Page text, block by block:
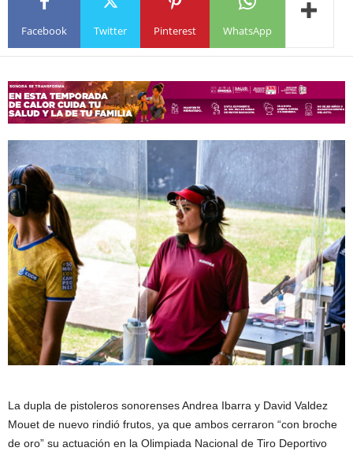
Facebook Twitter Pinterest WhatsApp
La dupla de pistoleros sonorenses Andrea Ibarra y David Valdez
Mouet de nuevo rindió frutos, ya que ambos cerraron “con broche
de oro” su actuación en la Olimpiada Nacional de Tiro Deportivo